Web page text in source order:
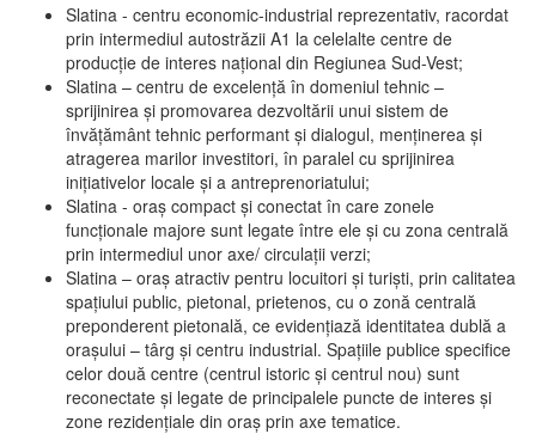
Slatina - centru economic-industrial reprezentativ, racordat
prin intermediul autostrăzii A1 la celelalte centre de
producţie de interes naţional din Regiunea Sud-Vest;
Slatina – centru de excelenţă în domeniul tehnic –
sprijinirea şi promovarea dezvoltării unui sistem de
învăţământ tehnic performant şi dialogul, menţinerea şi
atragerea marilor investitori, în paralel cu sprijinirea
iniţiativelor locale şi a antreprenoriatului;
Slatina - oraş compact şi conectat în care zonele
funcţionale majore sunt legate între ele şi cu zona centrală
prin intermediul unor axe/ circulații verzi;
Slatina – oraş atractiv pentru locuitori şi turişti, prin calitatea
spaţiului public, pietonal, prietenos, cu o zonă centrală
preponderent pietonală, ce evidenţiază identitatea dublă a
oraşului – târg şi centru industrial. Spaţiile publice specifice
celor două centre (centrul istoric şi centrul nou) sunt
reconectate şi legate de principalele puncte de interes şi
zone rezidenţiale din oraş prin axe tematice.